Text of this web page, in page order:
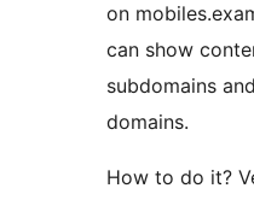
on
can show
subdomains
domains.
How to do it?